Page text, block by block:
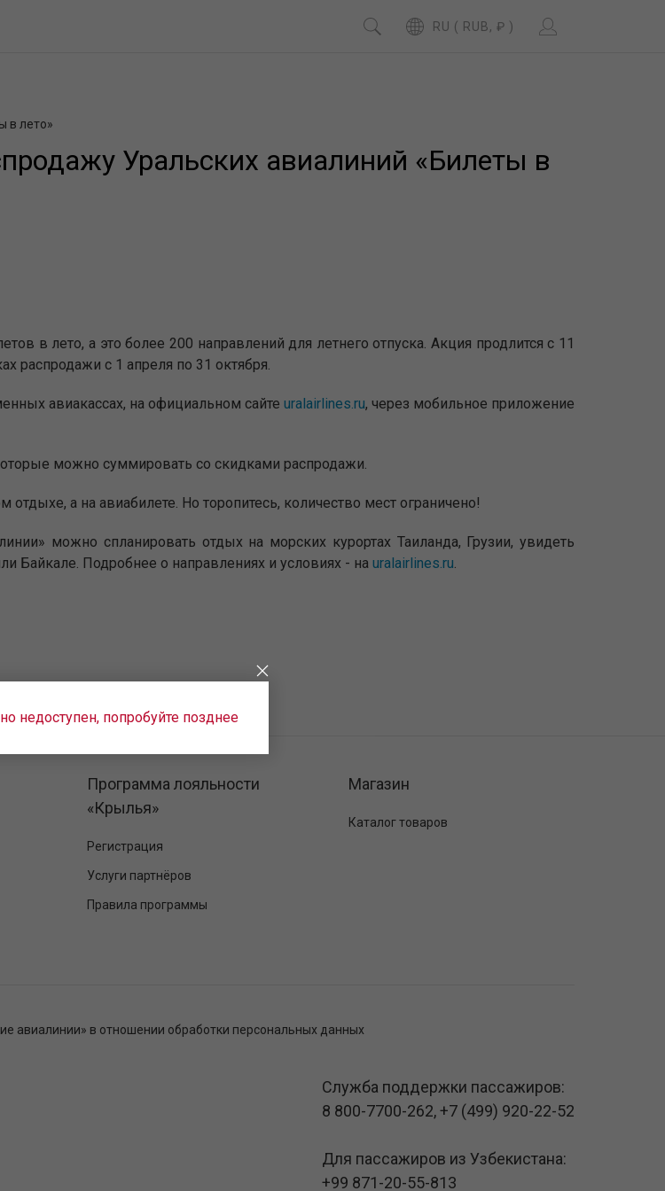
RU ( RUB, ₽ )
в лето»
Уральских авиалиний «Билеты в
в лето, а это более 200 направлений для летнего отпуска. Акция продлится с 11
распродажи с 1 апреля по 31 октября.
авиакассах, на официальном сайте uralairlines.ru, через мобильное приложение
можно суммировать со скидками распродажи.
а на авиабилете. Но торопитесь, количество мест ограничено!
можно спланировать отдых на морских курортах Таиланда, Грузии, увидеть
Байкале. Подробнее о направлениях и условиях - на uralairlines.ru.
недоступен, попробуйте позднее
Программа лояльности
«Крылья»
Регистрация
Услуги партнёров
Правила программы
Магазин
Каталог товаров
авиалинии» в отношении обработки персональных данных
Служба поддержки пассажиров:
8 800-7700-262,+7 (499) 920-22-52
Для пассажиров из Узбекистана:
+99 871-20-55-813